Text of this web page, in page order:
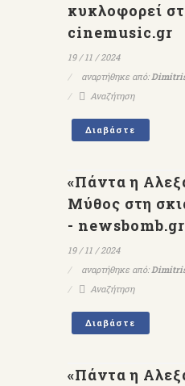
κυκλοφορεί
cinemusic.gr
19 / 11 / 2024
αναρτήθηκε από:
Αναζήτηση
Διαβάστε
«Πάντα η
Μύθος στη
- newsbomb.gr
19 / 11 / 2024
αναρτήθηκε από:
Αναζήτηση
Διαβάστε
«Πάντα η